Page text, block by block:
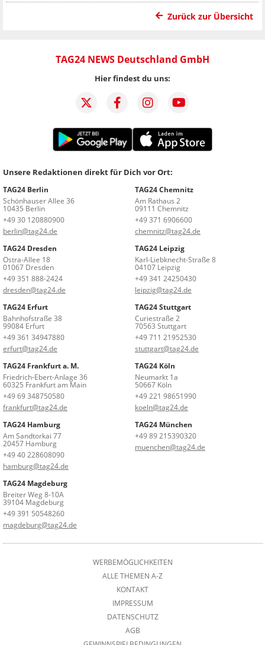
Zurück zur Übersicht
TAG24 NEWS Deutschland GmbH
Hier findest du uns:
Unsere Redaktionen direkt für Dich vor Ort:
TAG24 Berlin
Schönhauser Allee 36
10435 Berlin
+49 30 120880900
berlin@tag24.de
TAG24 Chemnitz
Am Rathaus 2
09111 Chemnitz
+49 371 6906600
chemnitz@tag24.de
TAG24 Dresden
Ostra-Allee 18
01067 Dresden
+49 351 888-2424
dresden@tag24.de
TAG24 Leipzig
Karl-Liebknecht-Straße 8
04107 Leipzig
+49 341 24250430
leipzig@tag24.de
TAG24 Erfurt
Bahnhofstraße 38
99084 Erfurt
+49 361 34947880
erfurt@tag24.de
TAG24 Stuttgart
Curiestraße 2
70563 Stuttgart
+49 711 21952530
stuttgart@tag24.de
TAG24 Frankfurt a. M.
Friedrich-Ebert-Anlage 36
60325 Frankfurt am Main
+49 69 348750580
frankfurt@tag24.de
TAG24 Köln
Neumarkt 1a
50667 Köln
+49 221 98651990
koeln@tag24.de
TAG24 Hamburg
Am Sandtorkai 77
20457 Hamburg
+49 40 228608090
hamburg@tag24.de
TAG24 München
+49 89 215390320
muenchen@tag24.de
TAG24 Magdeburg
Breiter Weg 8-10A
39104 Magdeburg
+49 391 50548260
magdeburg@tag24.de
WERBEMÖGLICHKEITEN
ALLE THEMEN A-Z
KONTAKT
IMPRESSUM
DATENSCHUTZ
AGB